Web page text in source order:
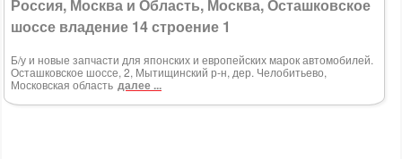
Россия, Москва и Область, Москва, Осташковское
шоссе владение 14 строение 1
Б/у и новые запчасти для японских и европейских марок автомобилей.
Осташковское шоссе, 2, Мытищинский р-н, дер. Челобитьево,
Московская область далее ...